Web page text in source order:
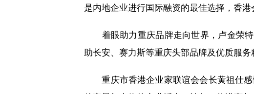
是内地企业进行国际融资的最佳选择，香
着眼助力重庆品牌走向世界，卢金荣特
助长安、赛力斯等重庆头部品牌及优质服务
重庆市香港企业家联谊会会长黄祖仕感